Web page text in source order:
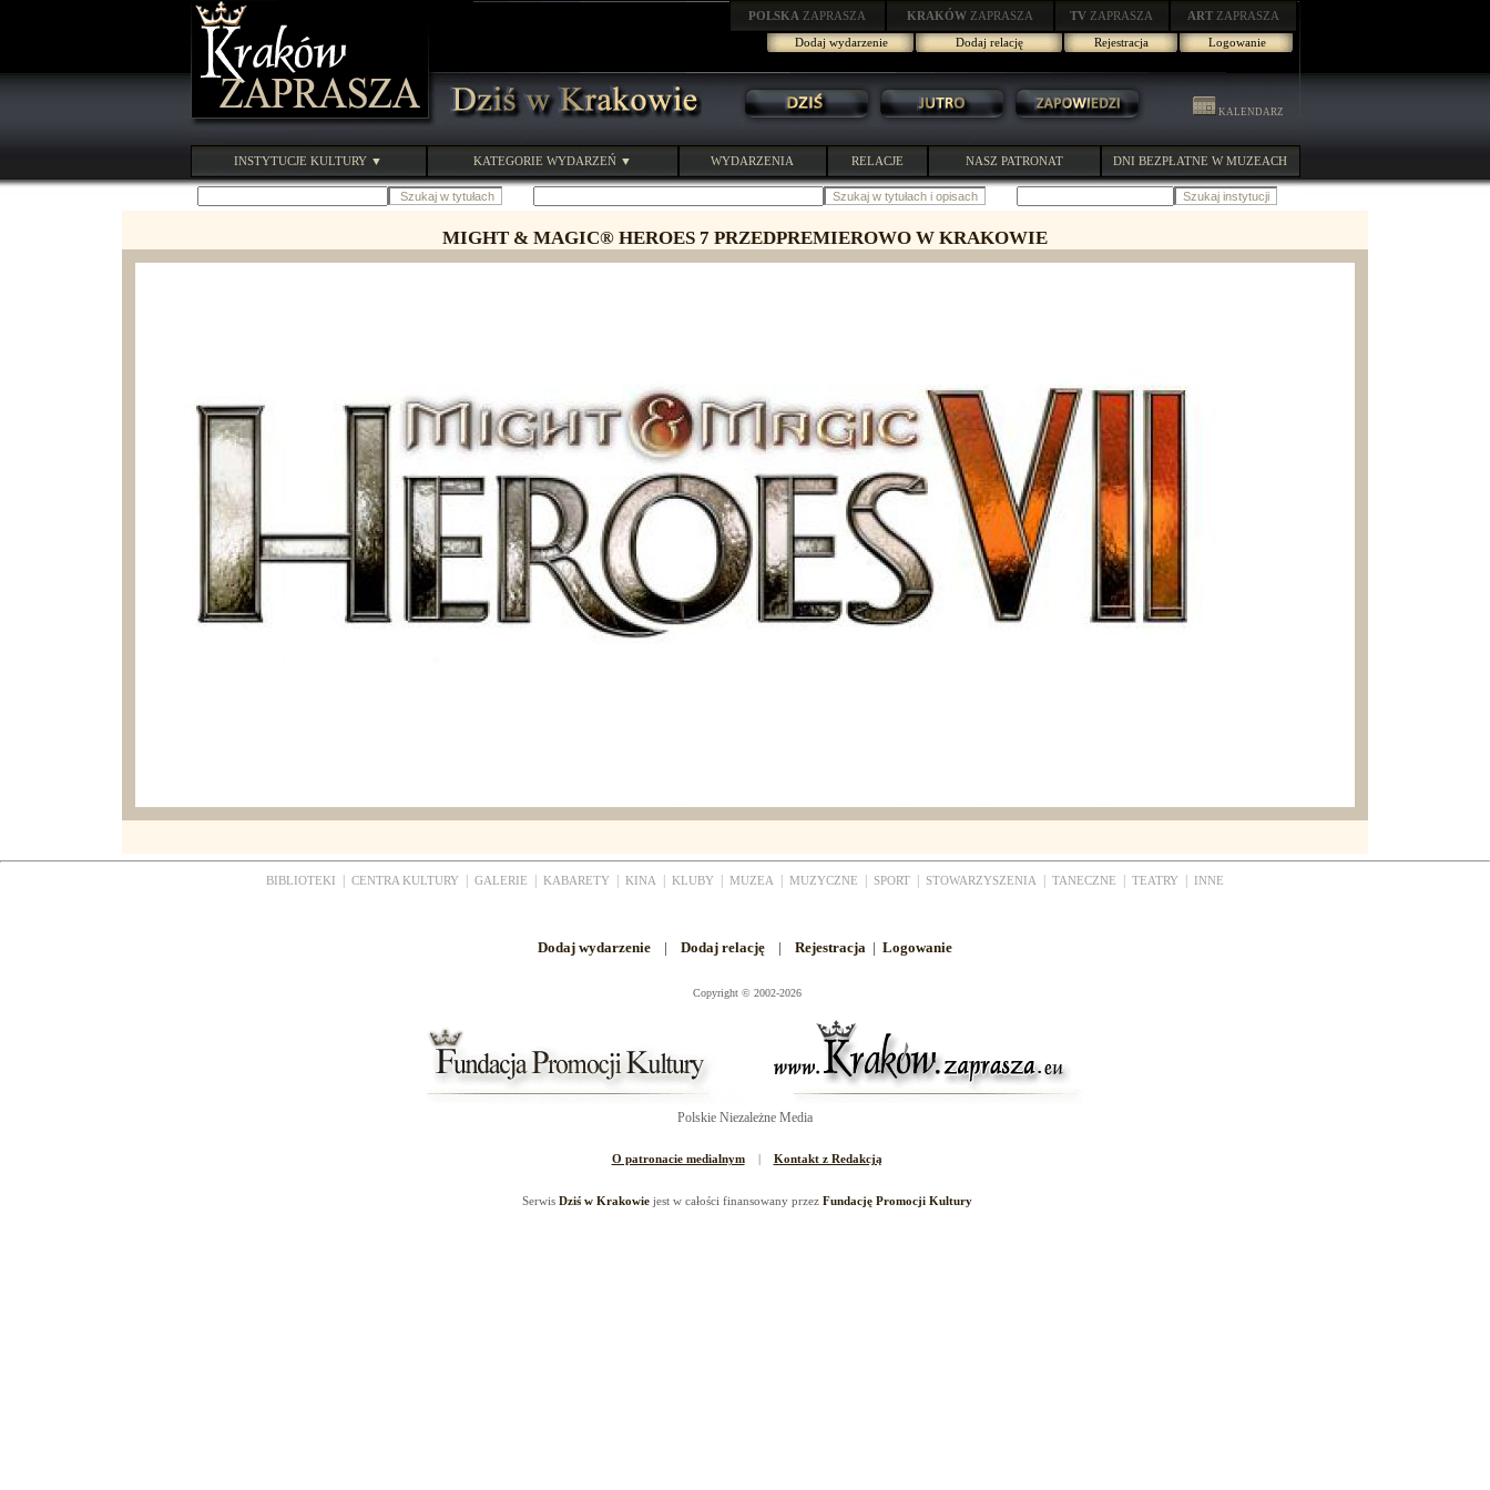
POLSKA ZAPRASZA KRAKÓW ZAPRASZA TV ZAPRASZA ART ZAPRASZA
Dodaj wydarzenie
Dodaj relację Rejestracja Logowanie
KALENDARZ
INSTYTUCJE KULTURY ▼ KATEGORIE WYDARZEŃ ▼ WYDARZENIA RELACJE NASZ PATRONAT DNI BEZPŁATNE W MUZEACH
MIGHT & MAGIC® HEROES 7 PRZEDPREMIEROWO W KRAKOWIE
BIBLIOTEKI CENTRA KULTURY GALERIE KABARETY KINA KLUBY MUZEA MUZYCZNE SPORT STOWARZYSZENIA TANECZNE TEATRY INNE
Dodaj wydarzenie | Dodaj relację | Rejestracja | Logowanie
Copyright © 2002-2026
Polskie Niezależne Media
O patronacie medialnym| Kontakt z Redakcją
Serwis Dziś w Krakowiejest w całości finansowany przez Fundację Promocji Kultury